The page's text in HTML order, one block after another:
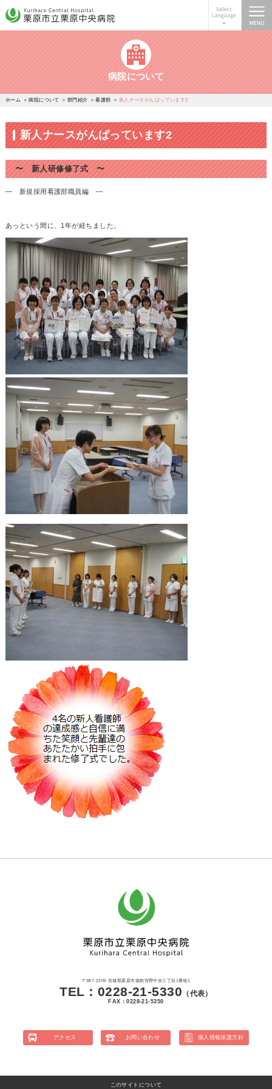
栗原市立栗原中央病院
病院について
ホーム 病院について 部門紹介 看護部 新人ナースがんばっています2
新人ナースがんばっています2
〜 新人研修修了式 〜
― 新規採用看護部職員編 ―
あっという間に、1年が経ちました。
〒987-2205 宮城県栗原市築館宮野中央三丁目1番地1
TEL：0228-21-5330 （代表）
FAX：0228-21-5350
アクセス お問い合わせ 個人情報保護方針
このサイトについて